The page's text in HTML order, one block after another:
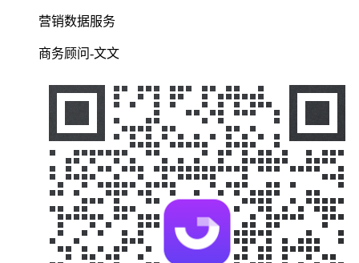
营销数据服务
商务顾问-文文